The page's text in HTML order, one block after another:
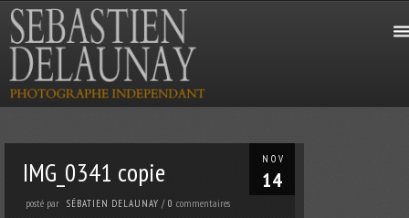
NOV
14
IMG_0341 copie
posté par SÉBATIEN DELAUNAY /0commentaires